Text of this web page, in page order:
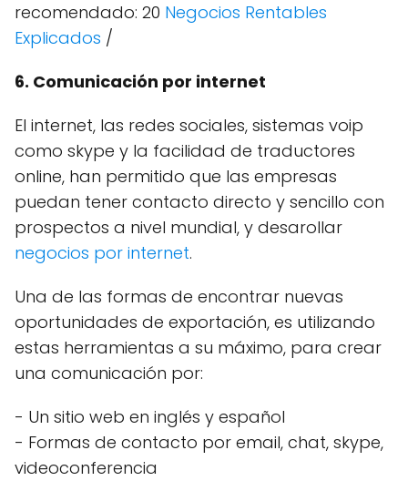
recomendado: 20 Negocios Rentables
Explicados /
6. Comunicación por internet
El internet, las redes sociales, sistemas voip
como skype y la facilidad de traductores
online, han permitido que las empresas
puedan tener contacto directo y sencillo con
prospectos a nivel mundial, y desarollar
negocios por internet.
Una de las formas de encontrar nuevas
oportunidades de exportación, es utilizando
estas herramientas a su máximo, para crear
una comunicación por:
- Un sitio web en inglés y español
- Formas de contacto por email, chat, skype,
videoconferencia